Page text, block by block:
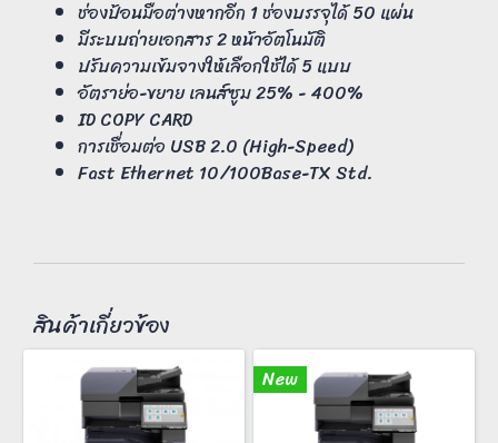
ช่องป้อนมือต่างหากอีก 1 ช่องบรรจุได้ 50 แผ่น
มีระบบถ่ายเอกสาร 2 หน้าอัตโนมัติ
ปรับความเข้มจางให้เลือกใช้ได้ 5 แบบ
อัตราย่อ-ขยาย เลนส์ซูม 25% - 400%
ID COPY CARD
การเชื่อมต่อ USB 2.0 (High-Speed)
Fast Ethernet 10/100Base-TX Std.
สินค้าเกี่ยวข้อง
New